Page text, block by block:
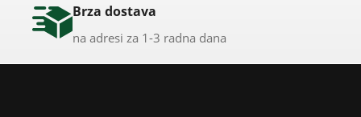
Brza dostava
na adresi za 1-3 radna dana